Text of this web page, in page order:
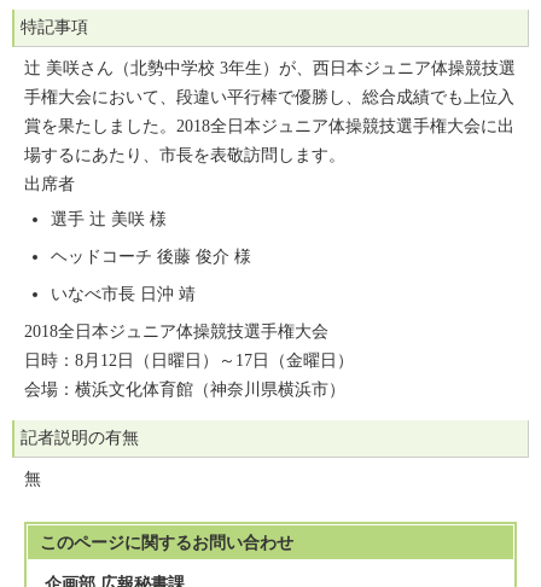
特記事項
辻 美咲さん（北勢中学校 3年生）が、西日本ジュニア体操競技選
手権大会において、段違い平行棒で優勝し、総合成績でも上位入
賞を果たしました。2018全日本ジュニア体操競技選手権大会に出
場するにあたり、市長を表敬訪問します。
出席者
選手 辻 美咲 様
ヘッドコーチ 後藤 俊介 様
いなべ市長 日沖 靖
2018全日本ジュニア体操競技選手権大会
日時：8月12日（日曜日）～17日（金曜日）
会場：横浜文化体育館（神奈川県横浜市）
記者説明の有無
無
このページに関するお問い合わせ